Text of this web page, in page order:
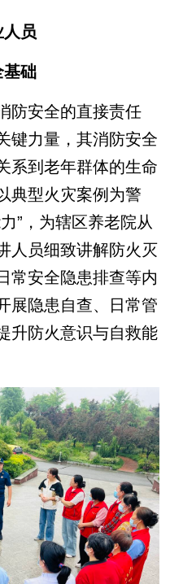
员
基础
安全的直接责任
键力量，其消防安全
系到老年群体的生命
典型火灾案例为警
”，为辖区养老院从
人员细致讲解防火灭
常安全隐患排查等内
展隐患自查、日常管
升防火意识与自救能